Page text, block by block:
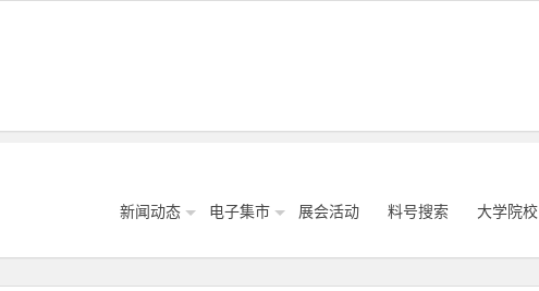
新闻动态 电子集市 展会活动 料号搜索 大学院校